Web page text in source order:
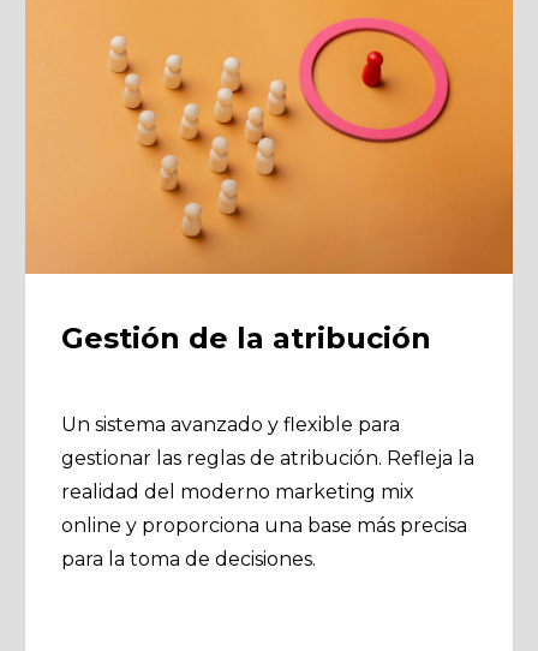
Gestión de la atribución
Un sistema avanzado y flexible para
gestionar las reglas de atribución. Refleja la
realidad del moderno marketing mix
online y proporciona una base más precisa
para la toma de decisiones.